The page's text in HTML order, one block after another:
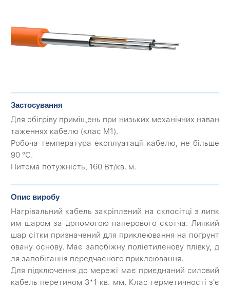
Застосування
Для обігріву приміщень при низьких механічних наван
таженнях кабелю (клас М1).
Робоча температура експлуатації кабелю, не більше
90 °С.
Питома потужність, 160 Вт/кв. м.
Опис виробу
Нагрівальний кабель закріплений на склосітці з липк
им шаром за допомогою паперового скотча. Липкий
шар сітки призначений для приклеювання на поґрунт
овану основу. Має запобіжну поліетиленову плівку, д
ля запобігання передчасного приклеювання.
Для підключення до мережі має приєднаний силовий
кабель перетином 3*1 кв. мм. Клас герметичності з'є